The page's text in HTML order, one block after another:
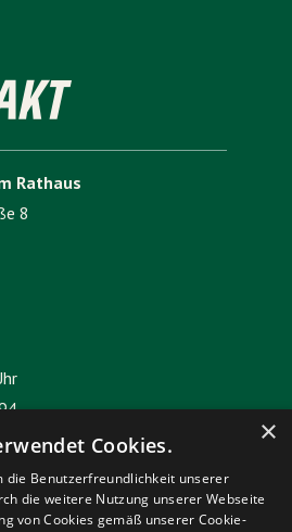
Rathaus
8
×
Cookies.
die Benutzerfreundlichkeit unserer
die weitere Nutzung unserer Webseite
von Cookies gemäß unserer Cookie-